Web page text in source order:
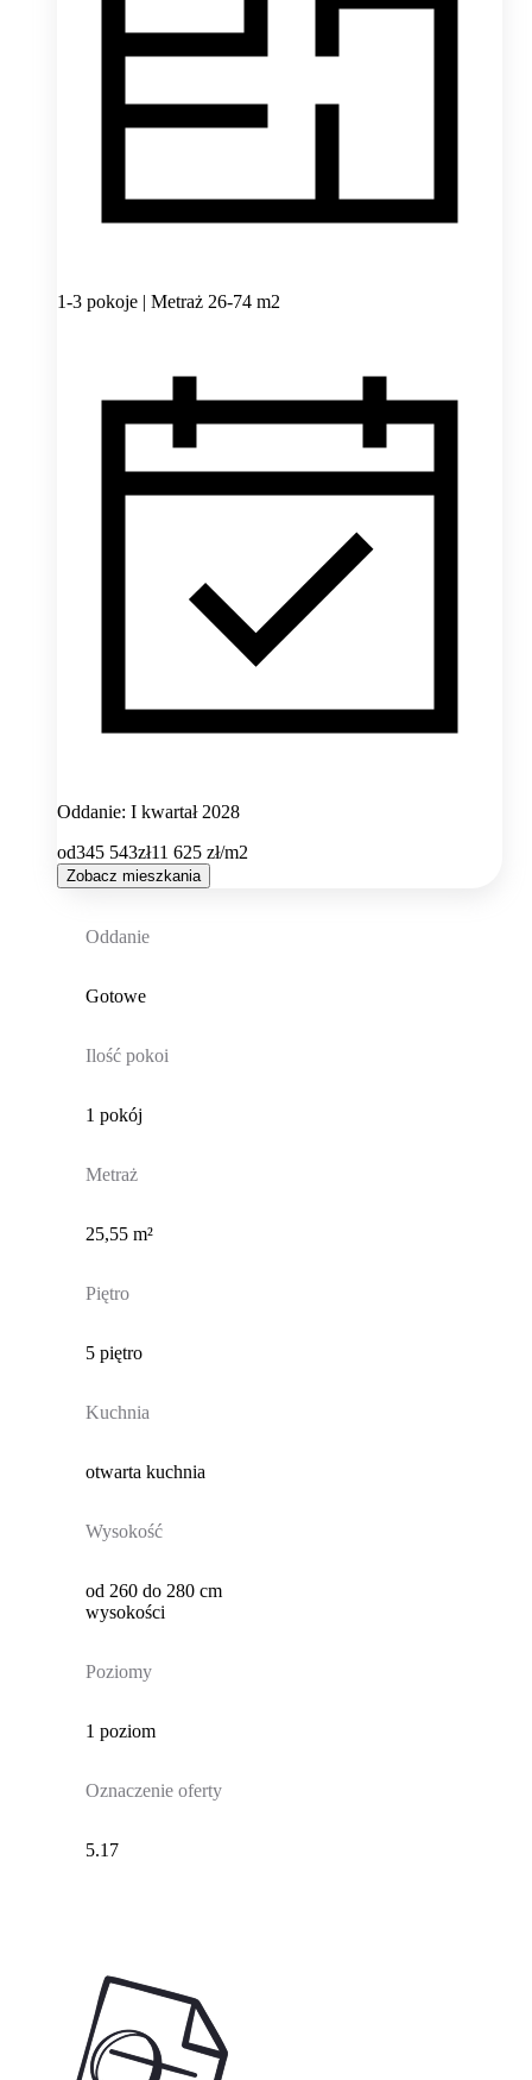
1-3 pokoje | Metraż 26-74 m2
Oddanie: I kwartał 2028
od345 543zł11 625 zł/m2
Zobacz mieszkania
Oddanie
Gotowe
Ilość pokoi
1 pokój
Metraż
25,55 m²
Piętro
5 piętro
Kuchnia
otwarta kuchnia
Wysokość
od 260 do 280 cm
wysokości
Poziomy
1 poziom
Oznaczenie oferty
5.17